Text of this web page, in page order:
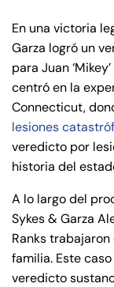
Pe
rs
on
al
Inj
ur
y
de
on
En una victoria
Garza logró un
para Juan
centró en la
Connecticut,
lesiones
veredicto por
historia del
A lo largo del
Sykes & Garza
Ranks
familia. Este
veredicto